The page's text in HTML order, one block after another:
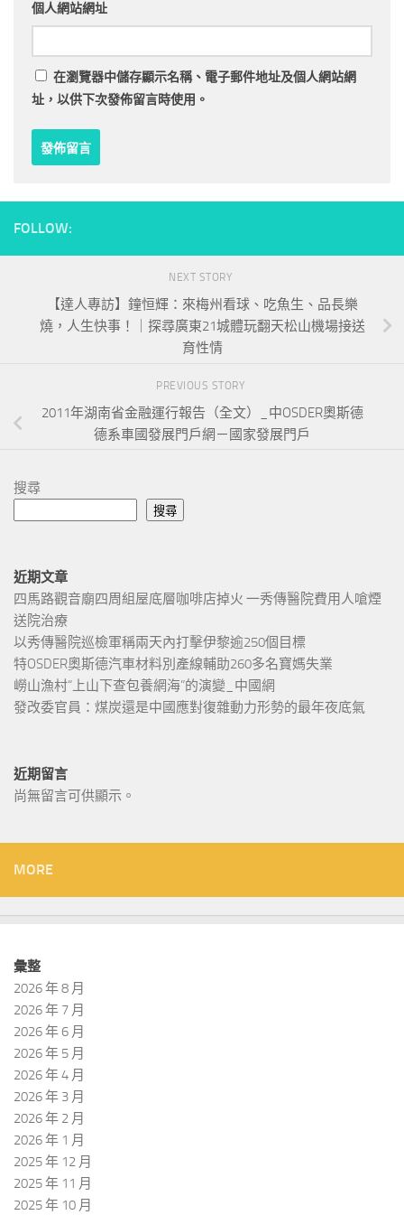
個人網站網址
在瀏覽器中儲存顯示名稱、電子郵件地址及個人網站網
址，以供下次發佈留言時使用。
FOLLOW:
NEXT STORY
【達人專訪】鐘恒輝：來梅州看球、吃魚生、品長樂
燒，人生快事！｜探尋廣東21城體玩翻天松山機場接送
育性情
PREVIOUS STORY
2011年湖南省金融運行報告（全文）_中OSDER奧斯德
德系車國發展門戶網－國家發展門戶
搜尋
搜尋
近期文章
四馬路觀音廟四周組屋底層咖啡店掉火 一秀傳醫院費用人嗆煙
送院治療
以秀傳醫院巡檢軍稱兩天內打擊伊黎逾250個目標
特OSDER奧斯德汽車材料別產線輔助260多名寶媽失業
嶗山漁村“上山下查包養網海”的演變_中國網
發改委官員：煤炭還是中國應對復雜動力形勢的最年夜底氣
近期留言
尚無留言可供顯示。
MORE
彙整
2026 年 8 月
2026 年 7 月
2026 年 6 月
2026 年 5 月
2026 年 4 月
2026 年 3 月
2026 年 2 月
2026 年 1 月
2025 年 12 月
2025 年 11 月
2025 年 10 月